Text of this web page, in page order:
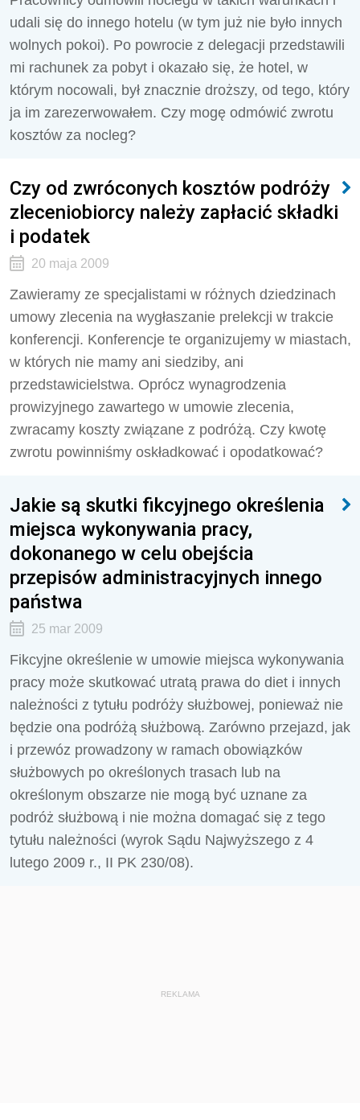
udali się do innego hotelu (w tym już nie było innych
wolnych pokoi). Po powrocie z delegacji przedstawili
mi rachunek za pobyt i okazało się, że hotel, w
którym nocowali, był znacznie droższy, od tego, który
ja im zarezerwowałem. Czy mogę odmówić zwrotu
kosztów za nocleg?
Czy od zwróconych kosztów podróży
zleceniobiorcy należy zapłacić składki
i podatek
20 maja 2009
Zawieramy ze specjalistami w różnych dziedzinach
umowy zlecenia na wygłaszanie prelekcji w trakcie
konferencji. Konferencje te organizujemy w miastach,
w których nie mamy ani siedziby, ani
przedstawicielstwa. Oprócz wynagrodzenia
prowizyjnego zawartego w umowie zlecenia,
zwracamy koszty związane z podróżą. Czy kwotę
zwrotu powinniśmy oskładkować i opodatkować?
Jakie są skutki fikcyjnego określenia
miejsca wykonywania pracy,
dokonanego w celu obejścia
przepisów administracyjnych innego
państwa
25 mar 2009
Fikcyjne określenie w umowie miejsca wykonywania
pracy może skutkować utratą prawa do diet i innych
należności z tytułu podróży służbowej, ponieważ nie
będzie ona podróżą służbową. Zarówno przejazd, jak
i przewóz prowadzony w ramach obowiązków
służbowych po określonych trasach lub na
określonym obszarze nie mogą być uznane za
podróż służbową i nie można domagać się z tego
tytułu należności (wyrok Sądu Najwyższego z 4
lutego 2009 r., II PK 230/08).
REKLAMA